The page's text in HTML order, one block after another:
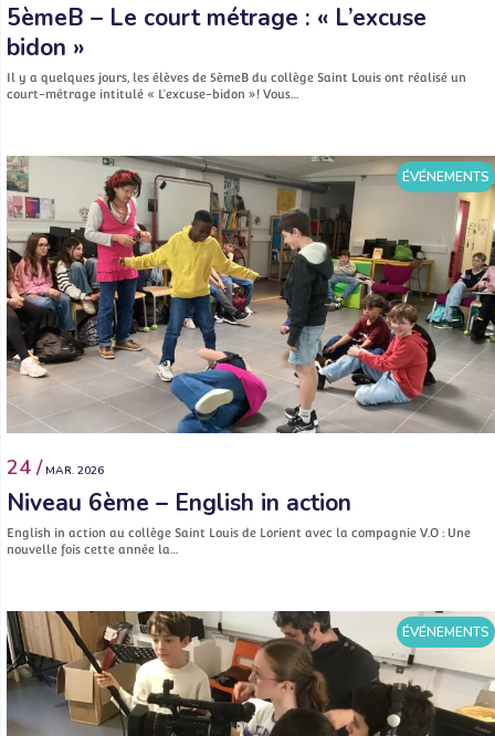
5èmeB – Le court métrage : « L’excuse
bidon »
Il y a quelques jours, les élèves de 5èmeB du collège Saint Louis ont réalisé un
court-métrage intitulé « L’excuse-bidon »! Vous…
ÉVÉNEMENTS
24 / MAR. 2026
Niveau 6ème – English in action
English in action au collège Saint Louis de Lorient avec la compagnie V.O : Une
nouvelle fois cette année la…
ÉVÉNEMENTS